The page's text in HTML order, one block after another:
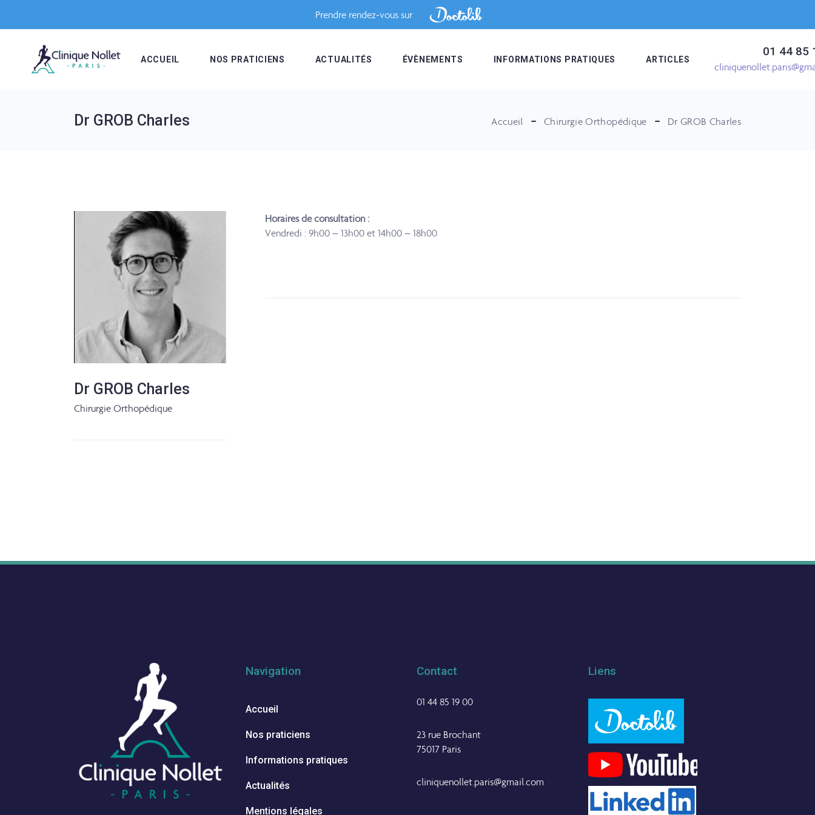
Prendre rendez-vous sur
ACCUEIL NOS PRATICIENS ACTUALITÉS ÉVÈNEMENTS INFORMATIONS PRATIQUES ARTICLES
01 44 85
Dr GROB Charles Accueil Chirurgie Orthopédique Dr GROB Charles
Dr GROB Charles
Chirurgie Orthopédique
Horaires de consultation :
Vendredi : 9h00 – 13h00 et 14h00 – 18h00
Navigation
Accueil
Nos praticiens
Informations pratiques
Actualités
Mentions légales
Contact
01 44 85 19 00
23 rue Brochant
75017 Paris
cliniquenollet.paris@gmail.com
Liens